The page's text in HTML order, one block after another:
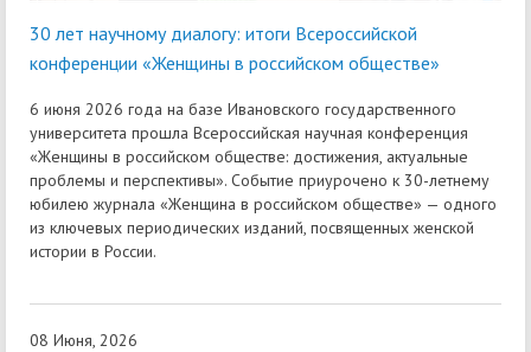
30 лет научному диалогу: итоги Всероссийской
конференции «Женщины в российском обществе»
6 июня 2026 года на базе Ивановского государственного
университета прошла Всероссийская научная конференция
«Женщины в российском обществе: достижения, актуальные
проблемы и перспективы». Событие приурочено к 30-летнему
юбилею журнала «Женщина в российском обществе» — одного
из ключевых периодических изданий, посвященных женской
истории в России.
08 Июня, 2026